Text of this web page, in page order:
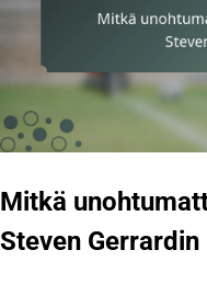
Mitkä
Steven Gerrardin